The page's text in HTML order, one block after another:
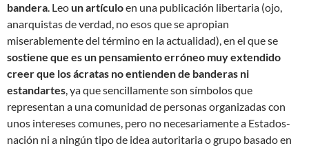
bandera . Leoun artículoen una publicación libertaria (ojo,
anarquistas de verdad, no esos que se apropian
miserablemente del término en la actualidad), en el que se
sostiene que es un pensamiento erróneo muy extendido
creer que los ácratas no entienden de banderas ni
estandartes , ya que sencillamente son símbolos que
representan a una comunidad de personas organizadas con
unos intereses comunes, pero no necesariamente a Estados-
nación ni a ningún tipo de idea autoritaria o grupo basado en